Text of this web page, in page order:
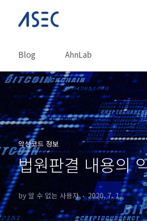
Blog AhnLab
악성코드 정보
법원판결 내용의
by 알 수 없는 사용자 2020. 7. 1.